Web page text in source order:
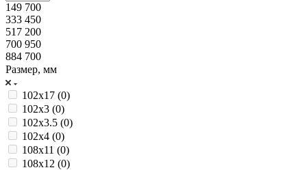
149 700
333 450
517 200
700 950
884 700
Размер, мм
102х17 (0)
102х3 (0)
102х3.5 (0)
102х4 (0)
108х11 (0)
108х12 (0)